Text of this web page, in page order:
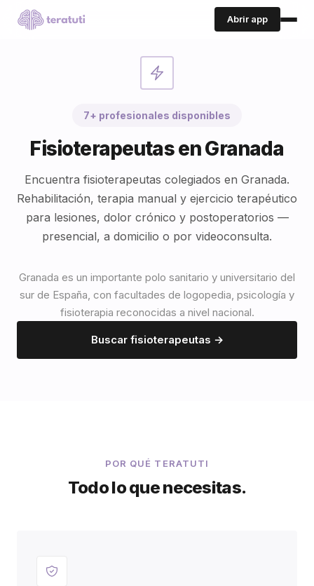
Abrir app
7+ profesionales disponibles
Fisioterapeutas en Granada
Encuentra fisioterapeutas colegiados en Granada.
Rehabilitación, terapia manual y ejercicio terapéutico
para lesiones, dolor crónico y postoperatorios —
presencial, a domicilio o por videoconsulta.
Granada es un importante polo sanitario y universitario del
sur de España, con facultades de logopedia, psicología y
fisioterapia reconocidas a nivel nacional.
Buscar fisioterapeutas →
POR QUÉ TERATUTI
Todo lo que necesitas.